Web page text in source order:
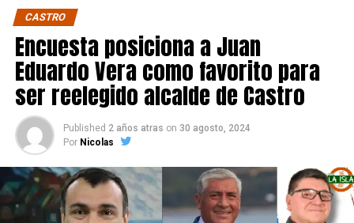
CASTRO
Encuesta posiciona a Juan
Eduardo Vera como favorito para
ser reelegido alcalde de Castro
Published 2 años atras on 30 agosto, 2024
Por Nicolas